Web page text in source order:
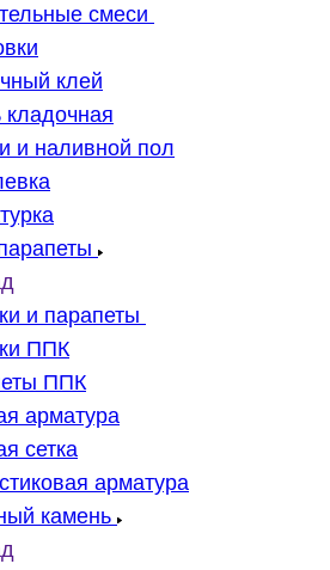
смеси
клей
и наливной пол
и парапеты
ППК
ППК
арматура
сетка
арматура
камень